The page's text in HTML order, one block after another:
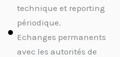
technique et reporting
périodique.
Echanges permanents
avec les autorités de